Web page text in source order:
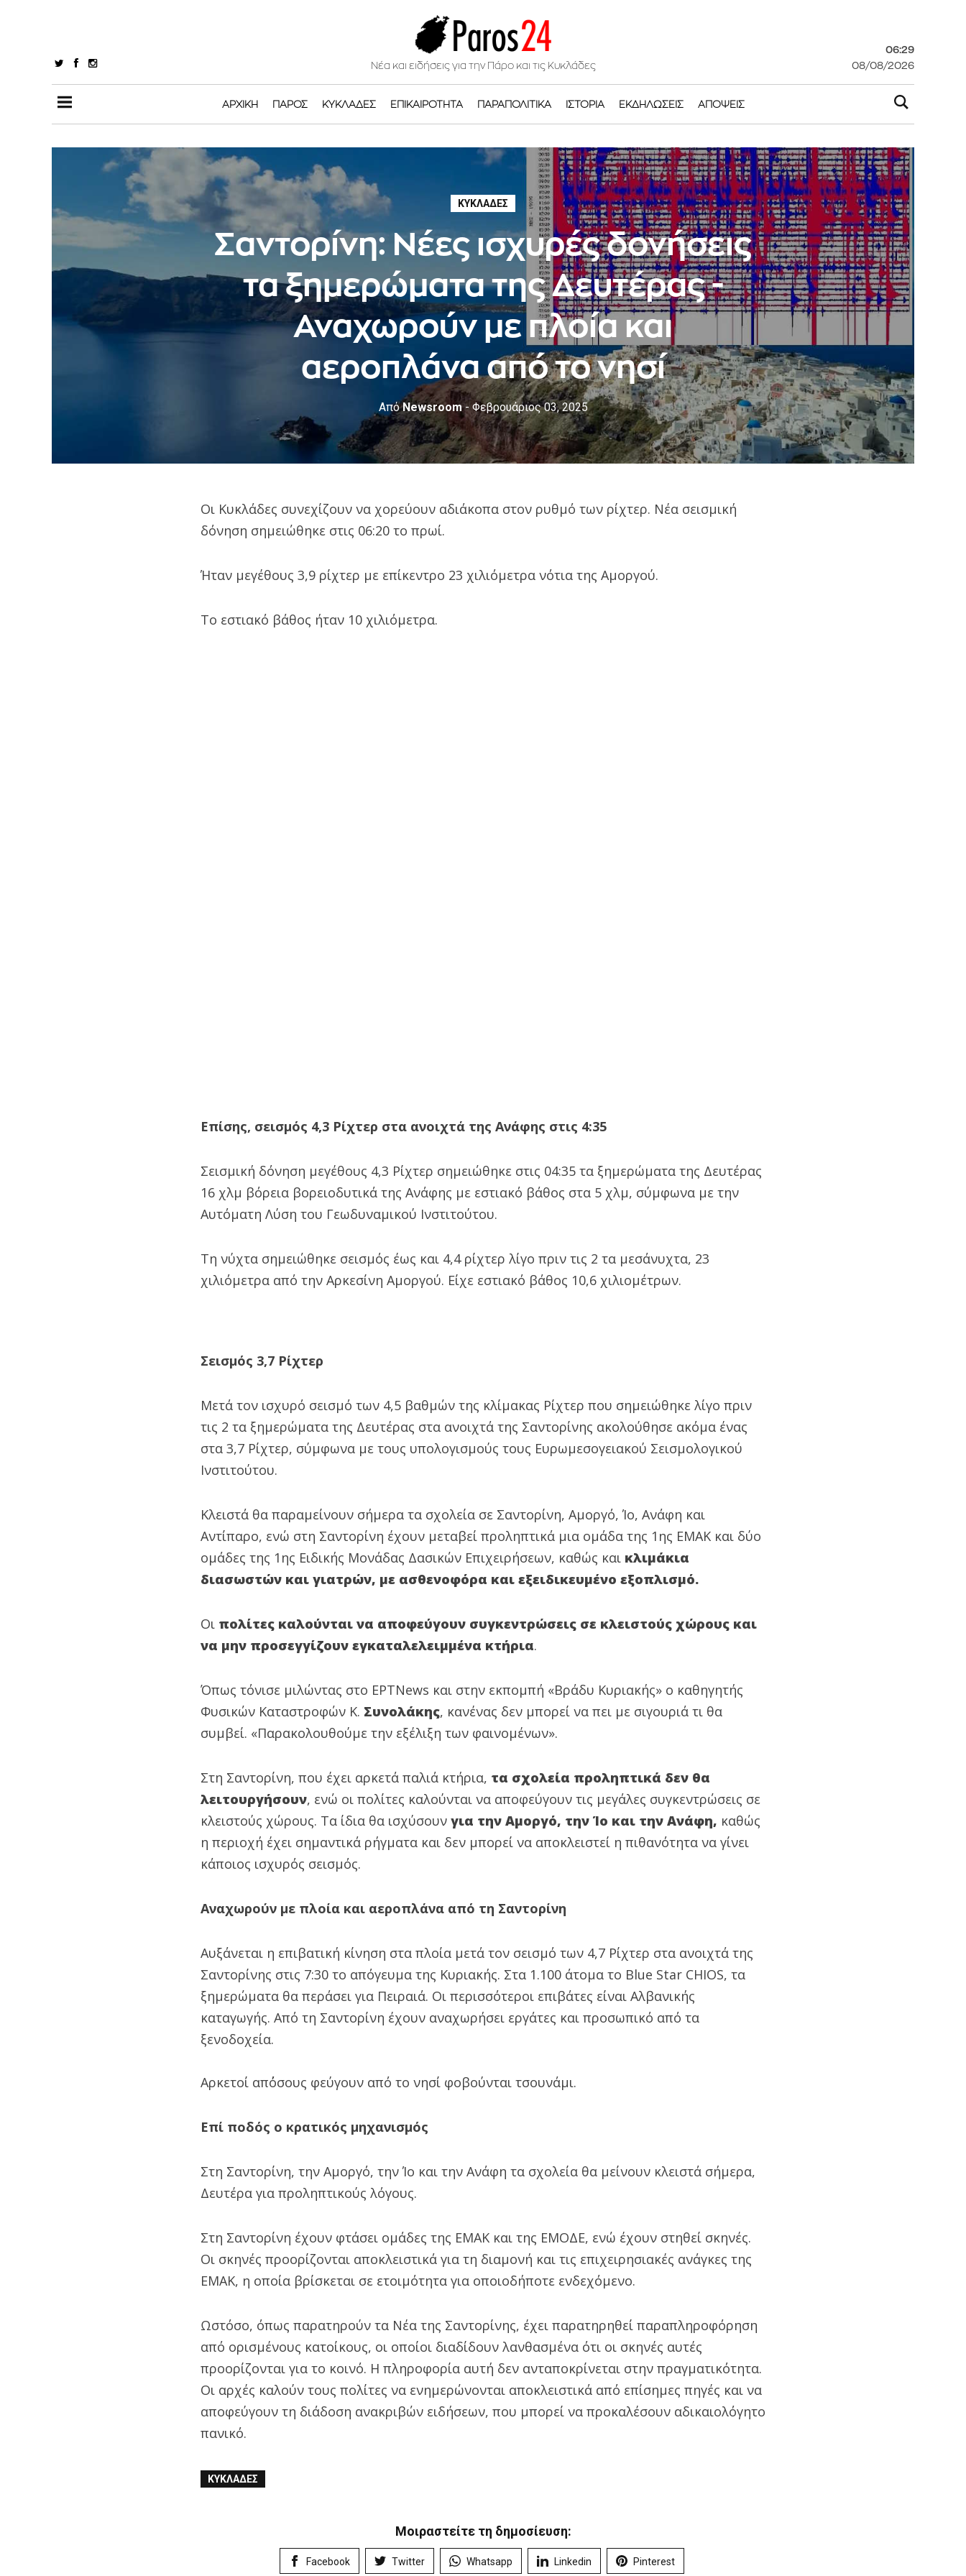
Νέα και ειδήσεις για την Πάρο και τις Κυκλάδες
06:29
08/08/2026
ΑΡΧΙΚΉ ΠΆΡΟΣ ΚΥΚΛΆΔΕΣ ΕΠΙΚΑΙΡΌΤΗΤΑ ΠΑΡΑΠΟΛΙΤΙΚΆ ΙΣΤΟΡΊΑ ΕΚΔΗΛΏΣΕΙΣ ΑΠΌΨΕΙΣ
ΚΥΚΛΆΔΕΣ
Σαντορίνη: Νέες ισχυρές δονήσεις
τα ξημερώματα της Δευτέρας -
Αναχωρούν με πλοία και
αεροπλάνα από το νησί
ΑπόNewsroom - Φεβρουάριος 03, 2025
Οι Κυκλάδες συνεχίζουν να χορεύουν αδιάκοπα στον ρυθμό των ρίχτερ. Νέα σεισμική
δόνηση σημειώθηκε στις 06:20 το πρωί.
Ήταν μεγέθους 3,9 ρίχτερ με επίκεντρο 23 χιλιόμετρα νότια της Αμοργού.
Το εστιακό βάθος ήταν 10 χιλιόμετρα.
Επίσης, σεισμός 4,3 Ρίχτερ στα ανοιχτά της Ανάφης στις 4:35
Σεισμική δόνηση μεγέθους 4,3 Ρίχτερ σημειώθηκε στις 04:35 τα ξημερώματα της Δευτέρας
16 χλμ βόρεια βορειοδυτικά της Ανάφης με εστιακό βάθος στα 5 χλμ, σύμφωνα με την
Αυτόματη Λύση του Γεωδυναμικού Ινστιτούτου.
Τη νύχτα σημειώθηκε σεισμός έως και 4,4 ρίχτερ λίγο πριν τις 2 τα μεσάνυχτα, 23
χιλιόμετρα από την Αρκεσίνη Αμοργού. Είχε εστιακό βάθος 10,6 χιλιομέτρων.
Σεισμός 3,7 Ρίχτερ
Μετά τον ισχυρό σεισμό των 4,5 βαθμών της κλίμακας Ρίχτερ που σημειώθηκε λίγο πριν
τις 2 τα ξημερώματα της Δευτέρας στα ανοιχτά της Σαντορίνης ακολούθησε ακόμα ένας
στα 3,7 Ρίχτερ, σύμφωνα με τους υπολογισμούς τους Ευρωμεσογειακού Σεισμολογικού
Ινστιτούτου.
Κλειστά θα παραμείνουν σήμερα τα σχολεία σε Σαντορίνη, Αμοργό, Ίο, Ανάφη και
Αντίπαρο, ενώ στη Σαντορίνη έχουν μεταβεί προληπτικά μια ομάδα της 1ης ΕΜΑΚ και δύο
ομάδες της 1ης Ειδικής Μονάδας Δασικών Επιχειρήσεων, καθώς και κλιμάκια
διασωστών και γιατρών, με ασθενοφόρα και εξειδικευμένο εξοπλισμό.
Οι πολίτες καλούνται να αποφεύγουν συγκεντρώσεις σε κλειστούς χώρους και
να μην προσεγγίζουν εγκαταλελειμμένα κτήρια.
Όπως τόνισε μιλώντας στο ΕΡΤΝews και στην εκπομπή «Βράδυ Κυριακής» ο καθηγητής
Φυσικών Καταστροφών Κ. Συνολάκης, κανένας δεν μπορεί να πει με σιγουριά τι θα
συμβεί. «Παρακολουθούμε την εξέλιξη των φαινομένων».
Στη Σαντορίνη, που έχει αρκετά παλιά κτήρια, τα σχολεία προληπτικά δεν θα
λειτουργήσουν, ενώ οι πολίτες καλούνται να αποφεύγουν τις μεγάλες συγκεντρώσεις σε
κλειστούς χώρους. Τα ίδια θα ισχύσουν για την Αμοργό, την Ίο και την Ανάφη, καθώς
η περιοχή έχει σημαντικά ρήγματα και δεν μπορεί να αποκλειστεί η πιθανότητα να γίνει
κάποιος ισχυρός σεισμός.
Αναχωρούν με πλοία και αεροπλάνα από τη Σαντορίνη
Αυξάνεται η επιβατική κίνηση στα πλοία μετά τον σεισμό των 4,7 Ρίχτερ στα ανοιχτά της
Σαντορίνης στις 7:30 το απόγευμα της Κυριακής. Στα 1.100 άτομα το Blue Star CHIOS, τα
ξημερώματα θα περάσει για Πειραιά. Οι περισσότεροι επιβάτες είναι Αλβανικής
καταγωγής. Από τη Σαντορίνη έχουν αναχωρήσει εργάτες και προσωπικό από τα
ξενοδοχεία.
Αρκετοί απ΄όσους φεύγουν από το νησί φοβούνται τσουνάμι.
Επί ποδός ο κρατικός μηχανισμός
Στη Σαντορίνη, την Αμοργό, την Ίο και την Ανάφη τα σχολεία θα μείνουν κλειστά σήμερα,
Δευτέρα για προληπτικούς λόγους.
Στη Σαντορίνη έχουν φτάσει ομάδες της ΕΜΑΚ και της ΕΜΟΔΕ, ενώ έχουν στηθεί σκηνές.
Οι σκηνές προορίζονται αποκλειστικά για τη διαμονή και τις επιχειρησιακές ανάγκες της
ΕΜΑΚ, η οποία βρίσκεται σε ετοιμότητα για οποιοδήποτε ενδεχόμενο.
Ωστόσο, όπως παρατηρούν τα Νέα της Σαντορίνης, έχει παρατηρηθεί παραπληροφόρηση
από ορισμένους κατοίκους, οι οποίοι διαδίδουν λανθασμένα ότι οι σκηνές αυτές
προορίζονται για το κοινό. Η πληροφορία αυτή δεν ανταποκρίνεται στην πραγματικότητα.
Οι αρχές καλούν τους πολίτες να ενημερώνονται αποκλειστικά από επίσημες πηγές και να
αποφεύγουν τη διάδοση ανακριβών ειδήσεων, που μπορεί να προκαλέσουν αδικαιολόγητο
πανικό.
ΚΥΚΛΆΔΕΣ
Μοιραστείτε τη δημοσίευση:
Facebook Twitter Whatsapp Linkedin Pinterest